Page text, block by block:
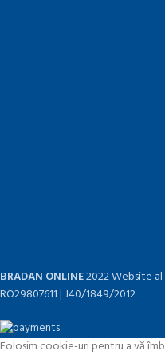
BRADAN ONLINE2022 Website al
RO29807611 | J40/1849/2012
Folosim cookie-uri pentru a vă